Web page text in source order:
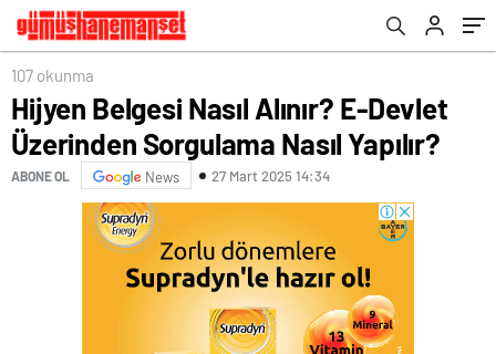
107 okunma
Hijyen Belgesi Nasıl Alınır? E-Devlet
Üzerinden Sorgulama Nasıl Yapılır?
ABONE OL News 27 Mart 2025 14:34